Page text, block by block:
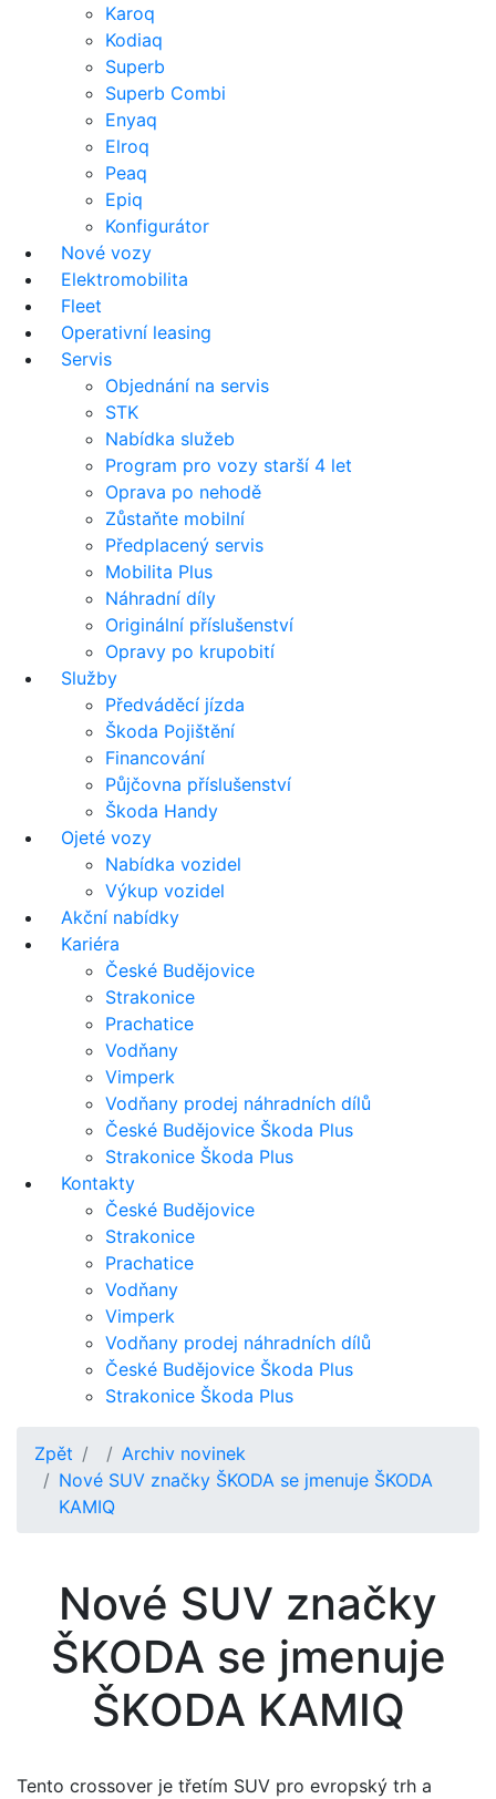
Karoq
Kodiaq
Superb
Superb Combi
Enyaq
Elroq
Peaq
Epiq
Konfigurátor
Nové vozy
Elektromobilita
Fleet
Operativní leasing
Servis
Objednání na servis
STK
Nabídka služeb
Program pro vozy starší 4 let
Oprava po nehodě
Zůstaňte mobilní
Předplacený servis
Mobilita Plus
Náhradní díly
Originální příslušenství
Opravy po krupobití
Služby
Předváděcí jízda
Škoda Pojištění
Financování
Půjčovna příslušenství
Škoda Handy
Ojeté vozy
Nabídka vozidel
Výkup vozidel
Akční nabídky
Kariéra
České Budějovice
Strakonice
Prachatice
Vodňany
Vimperk
Vodňany prodej náhradních dílů
České Budějovice Škoda Plus
Strakonice Škoda Plus
Kontakty
České Budějovice
Strakonice
Prachatice
Vodňany
Vimperk
Vodňany prodej náhradních dílů
České Budějovice Škoda Plus
Strakonice Škoda Plus
Zpět
Archiv novinek
Nové SUV značky ŠKODA se jmenuje ŠKODA
KAMIQ
Nové SUV značky
ŠKODA se jmenuje
ŠKODA KAMIQ
Tento crossover je třetím SUV pro evropský trh a